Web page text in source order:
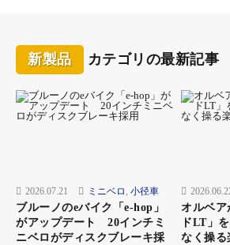
変 速：内装3段変速
充 電 時 間：約5～6時間
航続可能距離：100km(エコモード)
バッテリー容量：36V×10.3Ah（25.2V換算
購 入 方 法：サイクルベースあさひ各店舗
ンストア、あさひ楽天市場、PayPay モー
※一部の店舗では、取り寄せとなる店舗が
新製品 カテゴリの最新記事
2026.07.21 ミニベロ , 小径車
ブルーノのeバイク「e-hop」
がアップデート 20インチミ
ニベロがディスクブレーキ採
オルベア
ドLT」
なく操る